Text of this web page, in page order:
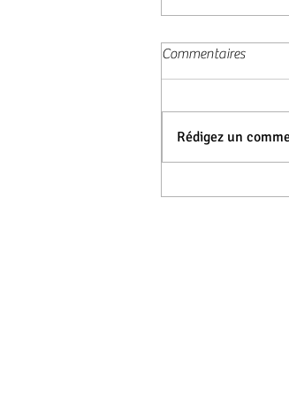
Commentaires
Rédigez un